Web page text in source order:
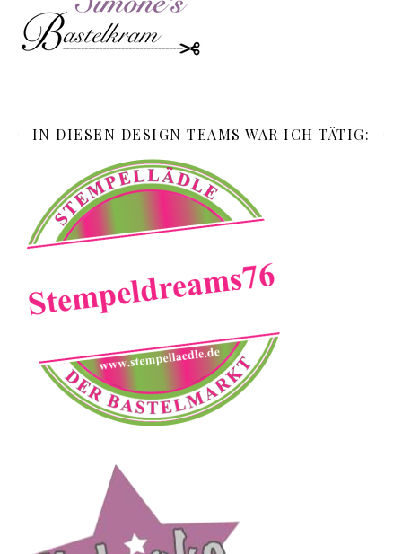
IN DIESEN DESIGN TEAMS WAR ICH TÄTIG: